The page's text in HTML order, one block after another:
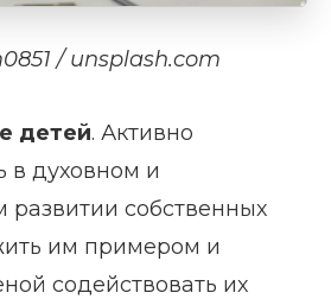
/ unsplash.com
детей. Активно
в духовном и
развитии собственных
им примером и
содействовать их